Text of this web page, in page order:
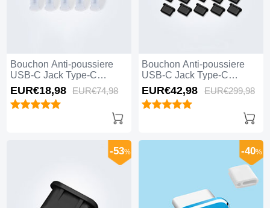
Bouchon Anti-poussiere
USB-C Jack Type-C
Universel 5PCS pour
Apple iPhone 15 Pro Max
Blanc
EUR€18,98 EUR€74,98
Bouchon Anti-poussiere
USB-C Jack Type-C
Universel 20PCS pour
Apple iPhone 15 Pro Max
Noir
EUR€42,98 EUR€299,98
-53% -40%